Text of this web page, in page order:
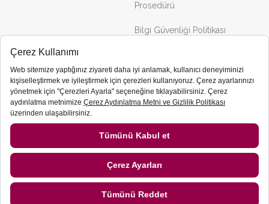
Prosedürü
Bilgi Güvenliği Politikası
Portföy
Binalar
Projeler
İştirakler
Servet GYO Bir Sinpaş Grubu Kuruluşudur.
2026 © Servet GYO Tüm Hakları Saklıdır.